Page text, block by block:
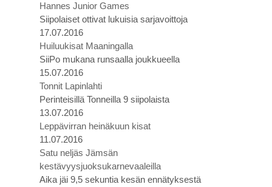
Hannes Junior Games
Siipolaiset ottivat lukuisia sarjavoittoja
17.07.2016
Huiluukisat Maaningalla
SiiPo mukana runsaalla joukkueella
15.07.2016
Tonnit Lapinlahti
Perinteisillä Tonneilla 9 siipolaista
13.07.2016
Leppävirran heinäkuun kisat
11.07.2016
Satu neljäs Jämsän
kestävyysjuoksukarnevaaleilla
Aika jäi 9,5 sekuntia kesän ennätyksestä